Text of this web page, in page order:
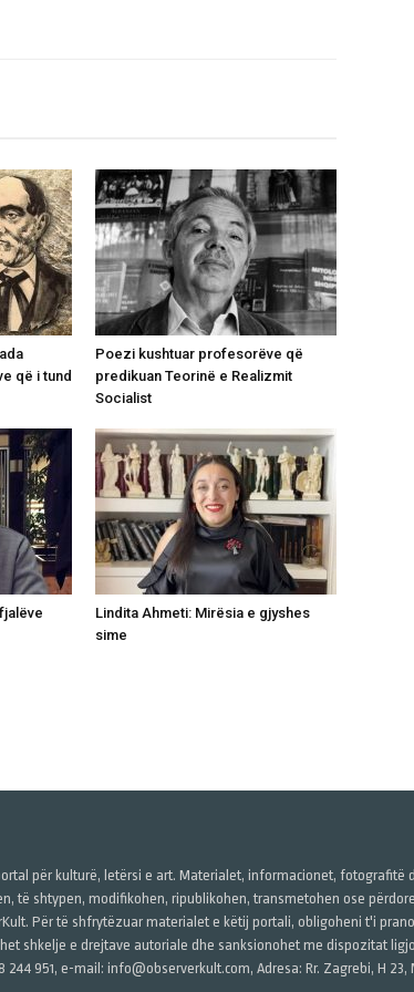
që i tund
Poezi kushtuar profesorëve që
predikuan Teorinë e Realizmit
Socialist
Lindita Ahmeti: Mirësia e gjyshes
sime
për kulturë, letërsi e art. Materialet, informacionet,
të shtypen, modifikohen, ripublikohen, transmetohen ose
Për të shfrytëzuar materialet e këtij portali, obligoheni t'i
shkelje e drejtave autoriale dhe sanksionohet me dispozitat
244 951, e-mail: info@observerkult.com, Adresa: Rr. Zagrebi, H 23,